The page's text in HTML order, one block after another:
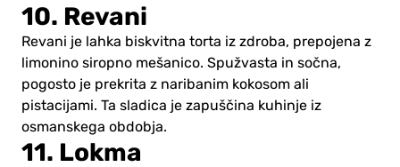
10. Revani
Revani je lahka biskvitna torta iz zdroba, prepojena z
limonino siropno mešanico. Spužvasta in sočna,
pogosto je prekrita z naribanim kokosom ali
pistacijami. Ta sladica je zapuščina kuhinje iz
osmanskega obdobja.
11. Lokma